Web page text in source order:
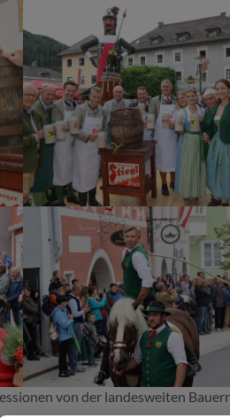
von der landesweiten